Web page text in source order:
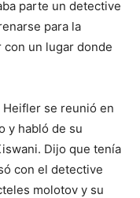
parte un detective
para la
con un lugar donde
se reunió en
y habló de su
Dijo que tenía
con el detective
molotov y su